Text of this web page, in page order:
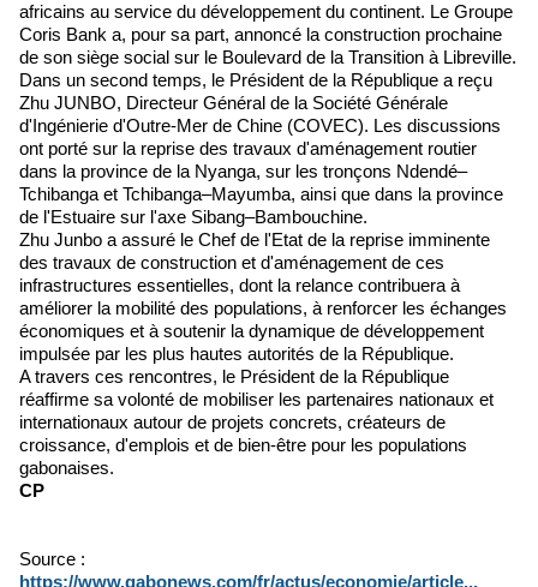
africains au service du développement du continent. Le Groupe
Coris Bank a, pour sa part, annoncé la construction prochaine
de son siège social sur le Boulevard de la Transition à Libreville.
Dans un second temps, le Président de la République a reçu
Zhu JUNBO, Directeur Général de la Société Générale
d'Ingénierie d'Outre-Mer de Chine (COVEC). Les discussions
ont porté sur la reprise des travaux d'aménagement routier
dans la province de la Nyanga, sur les tronçons Ndendé–
Tchibanga et Tchibanga–Mayumba, ainsi que dans la province
de l'Estuaire sur l'axe Sibang–Bambouchine.
Zhu Junbo a assuré le Chef de l'Etat de la reprise imminente
des travaux de construction et d'aménagement de ces
infrastructures essentielles, dont la relance contribuera à
améliorer la mobilité des populations, à renforcer les échanges
économiques et à soutenir la dynamique de développement
impulsée par les plus hautes autorités de la République.
A travers ces rencontres, le Président de la République
réaffirme sa volonté de mobiliser les partenaires nationaux et
internationaux autour de projets concrets, créateurs de
croissance, d'emplois et de bien-être pour les populations
gabonaises.
CP
Source :
https://www.gabonews.com/fr/actus/economie/article...